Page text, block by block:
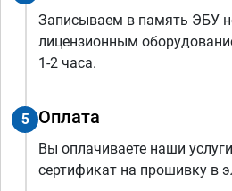
Записываем в память ЭБУ
лицензионным
1-2 часа.
5 Оплата
Вы оплачиваете наши
сертификат на прошивку в